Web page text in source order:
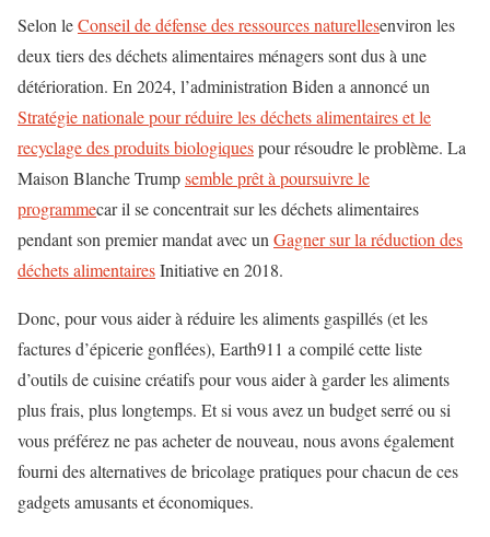
Selon leConseil de défense des ressources naturellesenviron les
deux tiers des déchets alimentaires ménagers sont dus à une
détérioration. En 2024, l’administration Biden a annoncé un
Stratégie nationale pour réduire les déchets alimentaires et le
recyclage des produits biologiquespour résoudre le problème. La
Maison Blanche Trumpsemble prêt à poursuivre le
programmecar il se concentrait sur les déchets alimentaires
pendant son premier mandat avec un Gagner sur la réduction des
déchets alimentairesInitiative en 2018.
Donc, pour vous aider à réduire les aliments gaspillés (et les
factures d’épicerie gonflées), Earth911 a compilé cette liste
d’outils de cuisine créatifs pour vous aider à garder les aliments
plus frais, plus longtemps. Et si vous avez un budget serré ou si
vous préférez ne pas acheter de nouveau, nous avons également
fourni des alternatives de bricolage pratiques pour chacun de ces
gadgets amusants et économiques.